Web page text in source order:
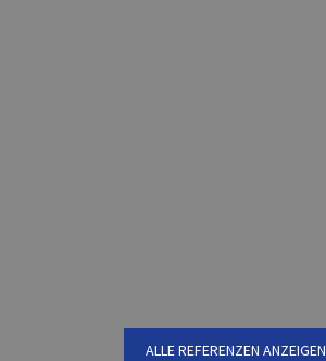
ALLE REFERENZEN ANZEIGEN